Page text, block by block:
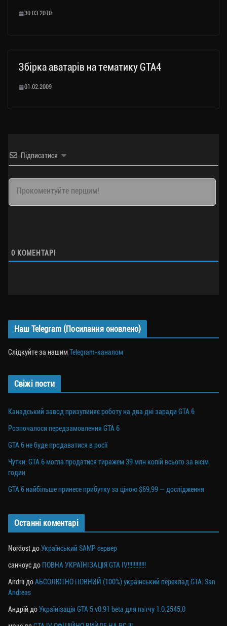
30.03.2010
Збірка аватарів на тематику GTA4
01.02.2009
Підписатися
0 КОМЕНТАРІ
Наш Telegram (Посилання оновлено)
Слідкуйте за нашимTelegram-каналом
Свіжі пости
Канадський завод призупиняє роботу на два дні заради GTA 6
Розпочалося передзамовлення GTA 6
GTA 6 не буде продаватися в росії
Чутки: GTA 6 могла продатися тиражем 39 млн копій всього за вісім
годин
GTA 6 найбільше принесе прибутку за ціною $69,99 — дослідження
Останні коментарі
Nordost доУкраїнський SAMP сервер
санчоус до ПОВНА УКРАЇНІЗАЦІЯ GTA IV!!!!!!!!!!!!
Andrii доАБСОЛЮТНО ПОВНИЙ (100%) український переклад GTA: San
Andreas
Андрій доУкраїнізація GTA 5 v0.91 beta для патчу 1.0.2545.0